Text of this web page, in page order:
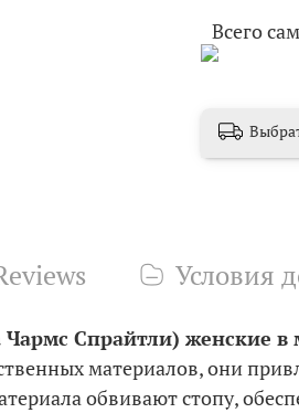
Всего
Условия
Спрайтли) женские
материалов, они
обвивают стопу,